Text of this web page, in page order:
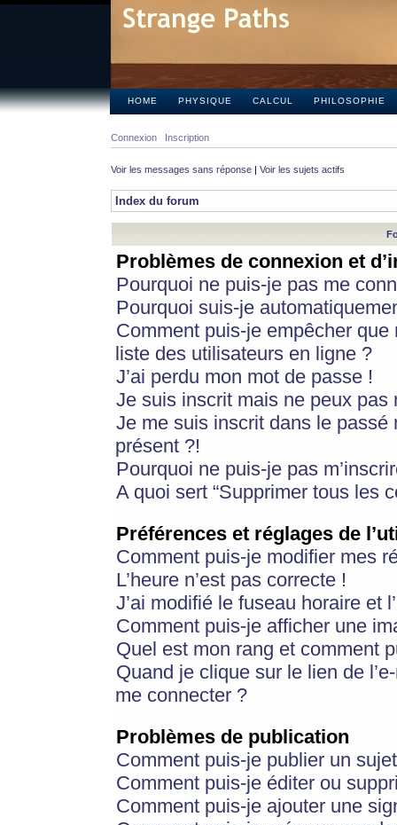
HOME PHYSIQUE CALCUL PHILOSOPHIE
Connexion Inscription
Voir les messages sans réponse | Voir les sujets actifs
Index du forum
Problèmes de connexion et
Pourquoi ne puis-je pas me
Pourquoi suis-je
Comment puis-je empêcher
liste des utilisateurs en ligne ?
J’ai perdu mon mot de passe !
Je suis inscrit mais ne peux pas
Je me suis inscrit dans le
présent ?!
Pourquoi ne puis-je pas
A quoi sert “Supprimer tous les
Préférences et réglages de
Comment puis-je modifier mes
L’heure n’est pas correcte !
J’ai modifié le fuseau horaire et
Comment puis-je afficher une
Quel est mon rang et comment
Quand je clique sur le lien de
me connecter ?
Problèmes de publication
Comment puis-je publier un
Comment puis-je éditer ou
Comment puis-je ajouter une